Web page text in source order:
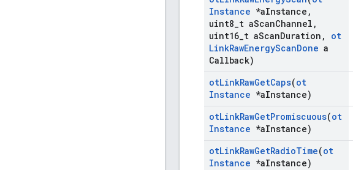
Instance *aInstance ,
uint8 t aScanChannel ,
uint16 t aScanDuration ,
ot
LinkRawEnergyScanDone a
Callback)
otLinkRawGetCaps(ot
Instance *aInstance)
otLinkRawGetPromiscuous(ot
Instance *aInstance)
otLinkRawGetRadioTime(ot
Instance *aInstance)